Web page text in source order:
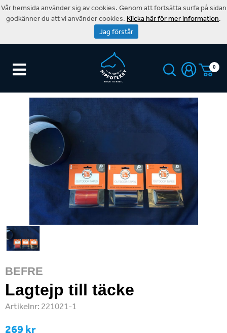
0
BEFRE
Lagtejp till täcke
Artikelnr: 221021-1
269 kr
Vår hemsida använder sig av cookies. Genom att fortsätta surfa på sidan
godkänner du att vi använder cookies. Klicka här för mer information.
Jag förstår